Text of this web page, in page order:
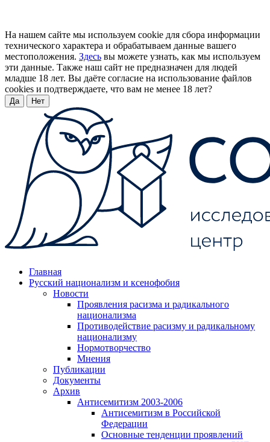
На нашем сайте мы используем cookie для сбора информации
технического характера и обрабатываем данные вашего
местоположения. Здесь вы можете узнать, как мы используем
эти данные. Также наш сайт не предназначен для людей
младше 18 лет. Вы даёте согласие на использование файлов
cookies и подтверждаете, что вам не менее 18 лет?
Да Нет
Главная
Русский национализм и ксенофобия
Новости
Проявления расизма и радикального
национализма
Противодействие расизму и радикальному
национализму
Нормотворчество
Мнения
Публикации
Документы
Архив
Антисемитизм 2003-2006
Антисемитизм в Российской
Федерации
Основные тенденции проявлений